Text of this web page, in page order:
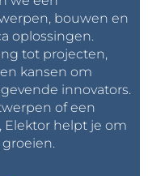
bouwen en
oplossingen.
tot projecten,
kansen om
innovators.
of een
Elektor helpt je om